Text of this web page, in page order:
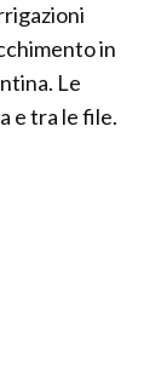
in
Le
e tra le file.